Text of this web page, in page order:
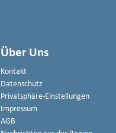
Über Uns
Kontakt
Datenschutz
Privatsphäre-Einstellungen
Impressum
AGB